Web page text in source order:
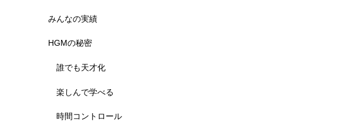
みんなの実績
HGMの秘密
誰でも天才化
楽しんで学べる
時間コントロール